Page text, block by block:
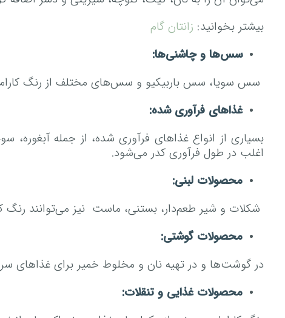
بیشتر بخوانید: زانتان گام
سس‌ها و چاشنی‌ها:
سس سویا، سس باربیکیو و سس‌های مختلف از رنگ
غذا‌های فرآوری شده:
بسیاری از انواع غذا‌های فرآوری شده، از جمله
اغلب در طول فرآوری کدر می‌شود.
محصولات لبنی:
شکلات و شیر طعم‌دار، بستنی، ماست نیز می‌توانند رنگ
محصولات گوشتی:
در گوشت‌ها و در تهیه نان و مخلوط خمیر برای غذا‌های
محصولات غذایی و تنقلات: